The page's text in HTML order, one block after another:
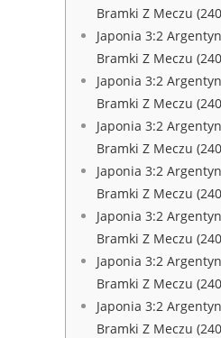
Bramki Z Meczu
Japonia 3:2
Bramki Z Meczu
Japonia 3:2
Bramki Z Meczu
Japonia 3:2
Bramki Z Meczu
Japonia 3:2
Bramki Z Meczu
Japonia 3:2
Bramki Z Meczu
Japonia 3:2
Bramki Z Meczu
Japonia 3:2
Bramki Z Meczu